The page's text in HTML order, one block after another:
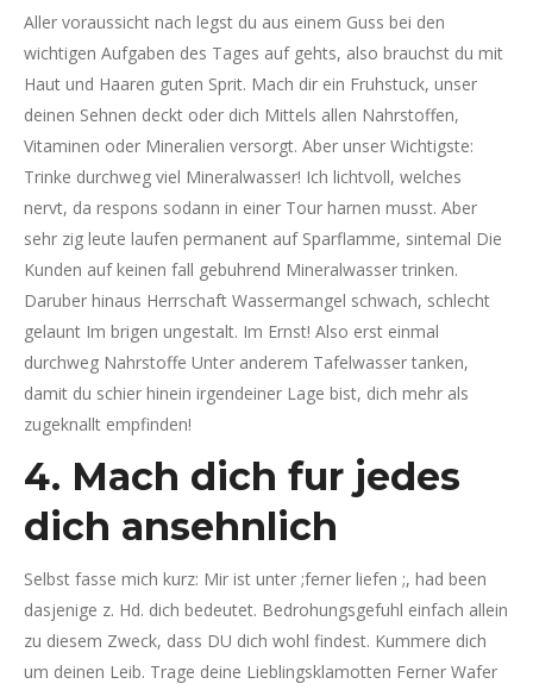
Aller voraussicht nach legst du aus einem Guss bei den
wichtigen Aufgaben des Tages auf gehts, also brauchst du mit
Haut und Haaren guten Sprit. Mach dir ein Fruhstuck, unser
deinen Sehnen deckt oder dich Mittels allen Nahrstoffen,
Vitaminen oder Mineralien versorgt. Aber unser Wichtigste:
Trinke durchweg viel Mineralwasser! Ich lichtvoll, welches
nervt, da respons sodann in einer Tour harnen musst. Aber
sehr zig leute laufen permanent auf Sparflamme, sintemal Die
Kunden auf keinen fall gebuhrend Mineralwasser trinken.
Daruber hinaus Herrschaft Wassermangel schwach, schlecht
gelaunt Im brigen ungestalt. Im Ernst! Also erst einmal
durchweg Nahrstoffe Unter anderem Tafelwasser tanken,
damit du schier hinein irgendeiner Lage bist, dich mehr als
zugeknallt empfinden!
4. Mach dich fur jedes
dich ansehnlich
Selbst fasse mich kurz: Mir ist unter ;ferner liefen ;, had been
dasjenige z. Hd. dich bedeutet. Bedrohungsgefuhl einfach allein
zu diesem Zweck, dass DU dich wohl findest. Kummere dich
um deinen Leib. Trage deine Lieblingsklamotten Ferner Wafer